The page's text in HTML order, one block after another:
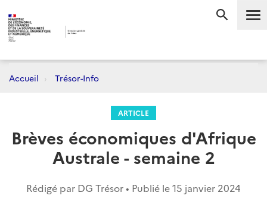
Accueil Trésor-Info
ARTICLE
Brèves économiques d'Afrique
Australe - semaine 2
Rédigé par DG Trésor • Publié le15 janvier 2024